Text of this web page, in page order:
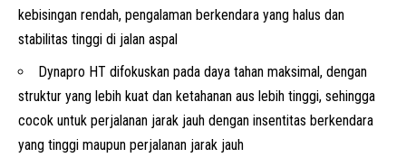
kebisingan rendah, pengalaman berkendara yang halus dan
stabilitas tinggi di jalan aspal
Dynapro HT difokuskan pada daya tahan maksimal, dengan
struktur yang lebih kuat dan ketahanan aus lebih tinggi, sehingga
cocok untuk perjalanan jarak jauh dengan insentitas berkendara
yang tinggi maupun perjalanan jarak jauh